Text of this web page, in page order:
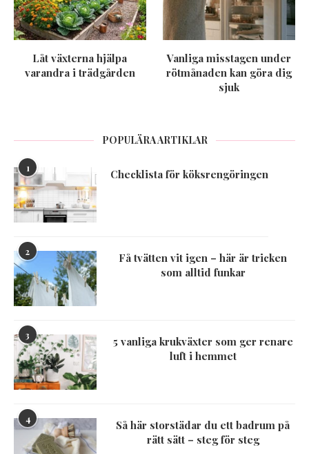
Låt växterna hjälpa
varandra i trädgården
Vanliga misstagen under
rötmånaden kan göra dig
sjuk
POPULÄRA ARTIKLAR
1 Checklista för köksrengöringen
2
Få tvätten vit igen – här är tricken
som alltid funkar
3
5 vanliga krukväxter som ger renare
luft i hemmet
4
Så här storstädar du ett badrum på
rätt sätt – steg för steg